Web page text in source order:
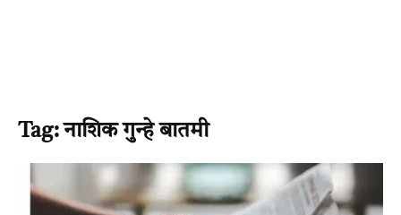
Tag: नाशिक गुन्हे बातमी